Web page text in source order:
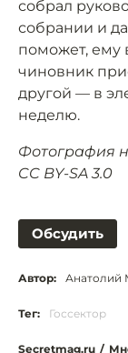
собрал
собрании и
поможет, ему
чиновник
другой — в
неделю.
Фотография
CC BY-SA 3.0
Обсудить
Автор: Анатолий
Тег: Госсектор
Secretmag.ru /